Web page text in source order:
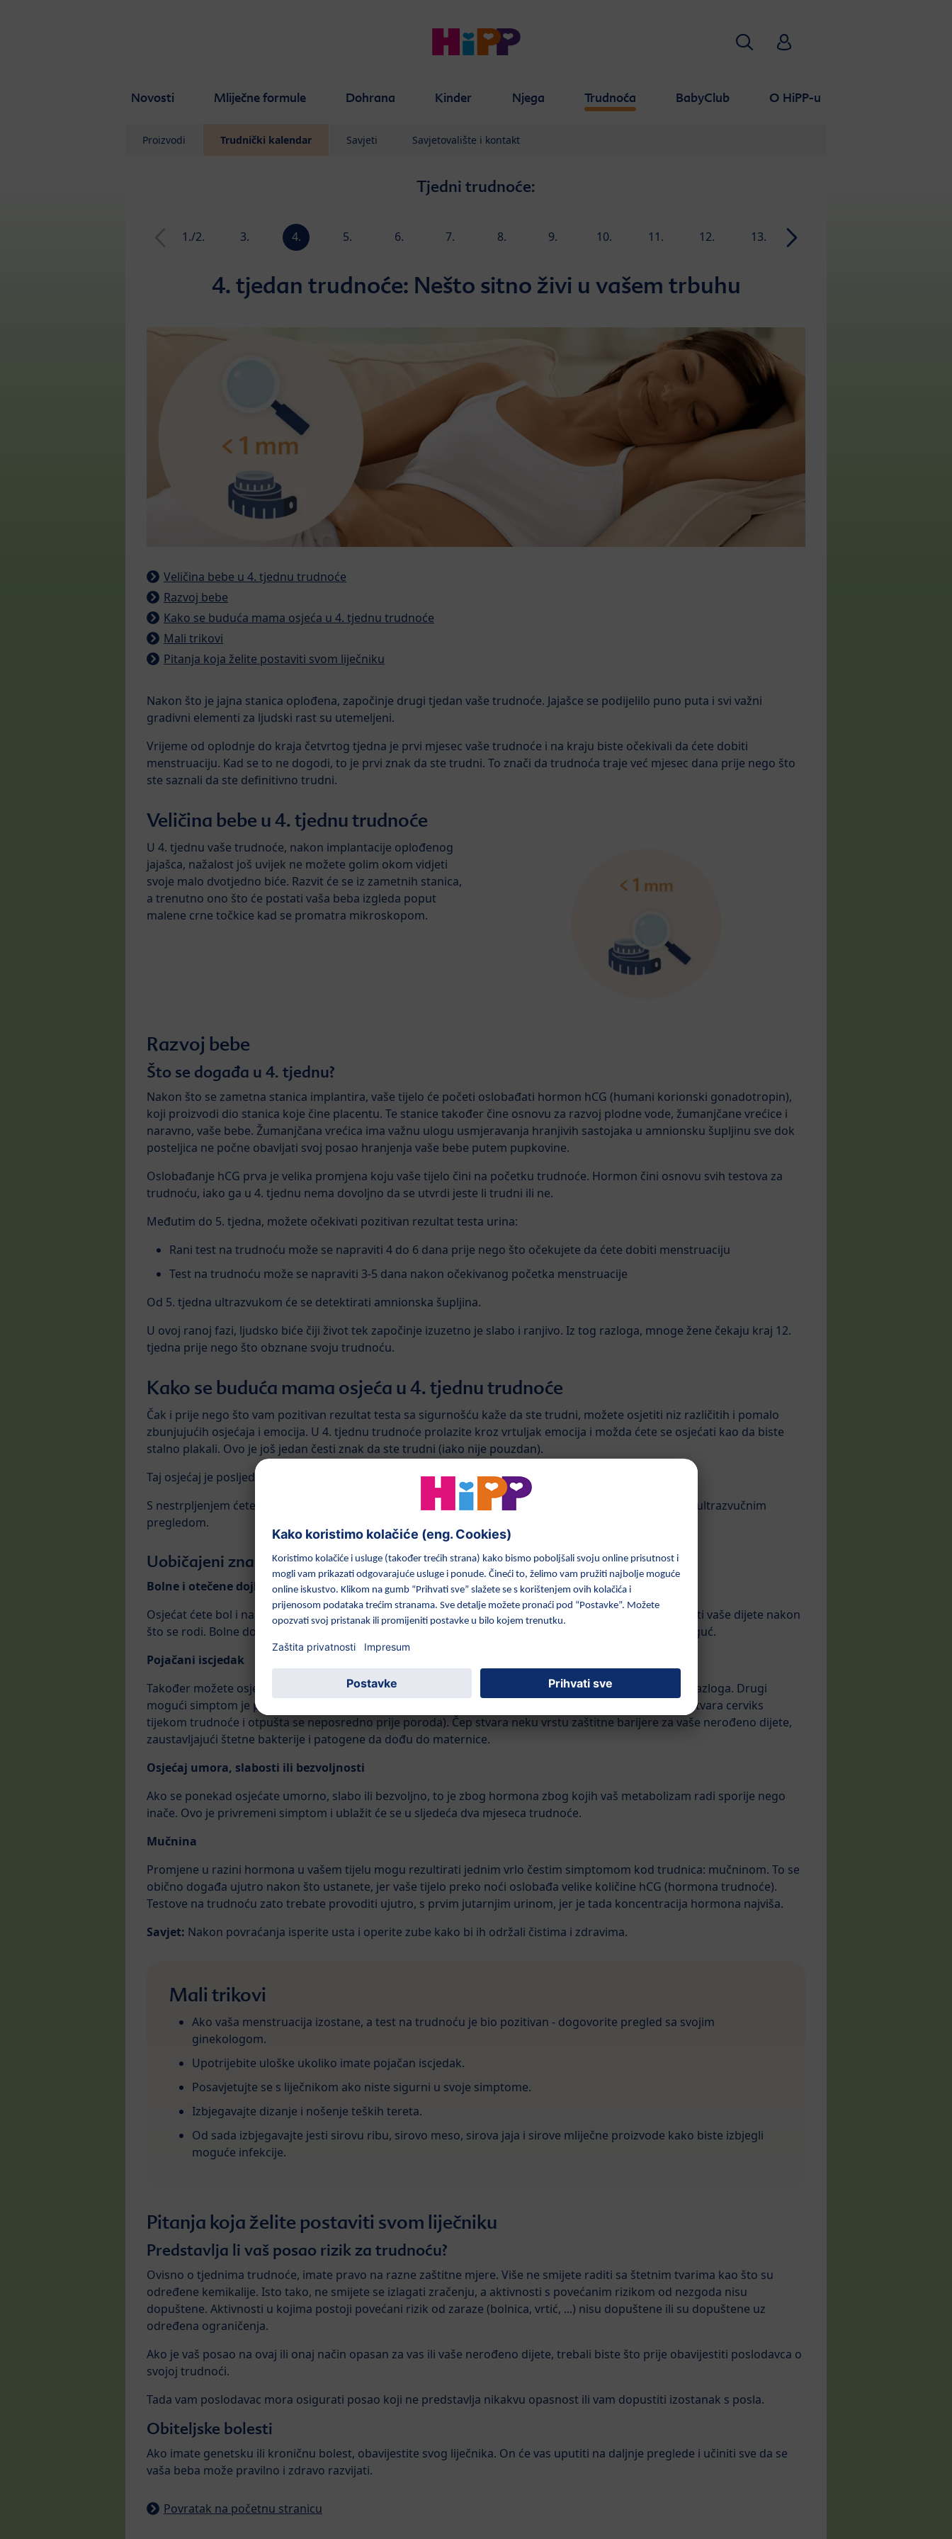
Novosti Mliječne formule Dohrana Kinder Njega Trudnoća BabyClub O HiPP-u
Pretraživanje
HiPP Babyclub
Proizvodi Trudnički kalendar Savjeti Savjetovalište i kontakt
Tjedni trudnoće:
1./2.
3.
4.
5.
6.
7.
8.
9.
10.
11.
12.
13.
4. tjedan trudnoće: Nešto sitno živi u vašem trbuhu
Veličina bebe u 4. tjednu trudnoće
Razvoj bebe
Kako se buduća mama osjeća u 4. tjednu trudnoće
Mali trikovi
Pitanja koja želite postaviti svom liječniku
Nakon što je jajna stanica oplođena, započinje drugi tjedan vaše trudnoće. Jajašce se podijelilo puno puta i svi važni
gradivni elementi za ljudski rast su utemeljeni.
Vrijeme od oplodnje do kraja četvrtog tjedna je prvi mjesec vaše trudnoće i na kraju biste očekivali da ćete dobiti
menstruaciju. Kad se to ne dogodi, to je prvi znak da ste trudni. To znači da trudnoća traje već mjesec dana prije nego što
ste saznali da ste definitivno trudni.
Veličina bebe u 4. tjednu trudnoće
U 4. tjednu vaše trudnoće, nakon implantacije oplođenog
jajašca, nažalost još uvijek ne možete golim okom vidjeti
svoje malo dvotjedno biće. Razvit će se iz zametnih stanica,
a trenutno ono što će postati vaša beba izgleda poput
malene crne točkice kad se promatra mikroskopom.
Razvoj bebe
Što se događa u 4. tjednu?
Nakon što se zametna stanica implantira, vaše tijelo će početi oslobađati hormon hCG (humani korionski gonadotropin),
koji proizvodi dio stanica koje čine placentu. Te stanice također čine osnovu za razvoj plodne vode, žumanjčane vrećice i
naravno, vaše bebe. Žumanjčana vrećica ima važnu ulogu usmjeravanja hranjivih sastojaka u amnionsku šupljinu sve dok
posteljica ne počne obavljati svoj posao hranjenja vaše bebe putem pupkovine.
Oslobađanje hCG prva je velika promjena koju vaše tijelo čini na početku trudnoće. Hormon čini osnovu svih testova za
trudnoću, iako ga u 4. tjednu nema dovoljno da se utvrdi jeste li trudni ili ne.
Međutim do 5. tjedna, možete očekivati pozitivan rezultat testa urina:
Rani test na trudnoću može se napraviti 4 do 6 dana prije nego što očekujete da ćete dobiti menstruaciju
Test na trudnoću može se napraviti 3-5 dana nakon očekivanog početka menstruacije
Od 5. tjedna ultrazvukom će se detektirati amnionska šupljina.
U ovoj ranoj fazi, ljudsko biće čiji život tek započinje izuzetno je slabo i ranjivo. Iz tog razloga, mnoge žene čekaju kraj 12.
tjedna prije nego što obznane svoju trudnoću.
Kako se buduća mama osjeća u 4. tjednu trudnoće
Čak i prije nego što vam pozitivan rezultat testa sa sigurnošću kaže da ste trudni, možete osjetiti niz različitih i pomalo
zbunjujućih osjećaja i emocija. U 4. tjednu trudnoće prolazite kroz vrtuljak emocija i možda ćete se osjećati kao da biste
stalno plakali. Ovo je još jedan česti znak da ste trudni (iako nije pouzdan).
Taj osjećaj je posljedica hormona koje vaše tijelo proizvodi za zaštitu vaše trudnoće.
S nestrpljenjem ćete čekati trenutak da saznate jeste li trudni, bilo izostankom menstruacije, testom ili ultrazvučnim
pregledom.
Uobičajeni znakovi i simptomi
Bolne i otečene dojke
Osjećat ćete bol i napetost u grudima. Dojke rastu jer vaše mliječne žlijezde bubre, tako da mogu hraniti vaše dijete nakon
što se rodi. Bolne dojke su jedan od znakova koji sugeriraju da ste trudni ako pouzdan test još nije moguć.
Pojačani iscjedak
Također možete osjetiti lagano zatezanje u trbuhu ili bol u raznim dijelovima leđa naizgled bez očitog razloga. Drugi
mogući simptom je pojačan i gušći iscjedak, koji se događa kao rezultat stvaranja sluznog čepa (koji zatvara cerviks
tijekom trudnoće i otpušta se neposredno prije poroda). Čep stvara neku vrstu zaštitne barijere za vaše nerođeno dijete,
zaustavljajući štetne bakterije i patogene da dođu do maternice.
Osjećaj umora, slabosti ili bezvoljnosti
Ako se ponekad osjećate umorno, slabo ili bezvoljno, to je zbog hormona zbog kojih vaš metabolizam radi sporije nego
inače. Ovo je privremeni simptom i ublažit će se u sljedeća dva mjeseca trudnoće.
Mučnina
Promjene u razini hormona u vašem tijelu mogu rezultirati jednim vrlo čestim simptomom kod trudnica: mučninom. To se
obično događa ujutro nakon što ustanete, jer vaše tijelo preko noći oslobađa velike količine hCG (hormona trudnoće).
Testove na trudnoću zato trebate provoditi ujutro, s prvim jutarnjim urinom, jer je tada koncentracija hormona najviša.
Savjet: Nakon povraćanja isperite usta i operite zube kako bi ih održali čistima i zdravima.
Mali trikovi
Ako vaša menstruacija izostane, a test na trudnoću je bio pozitivan - dogovorite pregled sa svojim
ginekologom.
Upotrijebite uloške ukoliko imate pojačan iscjedak.
Posavjetujte se s liječnikom ako niste sigurni u svoje simptome.
Izbjegavajte dizanje i nošenje teških tereta.
Od sada izbjegavajte jesti sirovu ribu, sirovo meso, sirova jaja i sirove mliječne proizvode kako biste izbjegli
moguće infekcije.
Pitanja koja želite postaviti svom liječniku
Predstavlja li vaš posao rizik za trudnoću?
Ovisno o tjednima trudnoće, imate pravo na razne zaštitne mjere. Više ne smijete raditi sa štetnim tvarima kao što su
određene kemikalije. Isto tako, ne smijete se izlagati zračenju, a aktivnosti s povećanim rizikom od nezgoda nisu
dopuštene. Aktivnosti u kojima postoji povećani rizik od zaraze (bolnica, vrtić, ...) nisu dopuštene ili su dopuštene uz
određena ograničenja.
Ako je vaš posao na ovaj ili onaj način opasan za vas ili vaše nerođeno dijete, trebali biste što prije obavijestiti poslodavca o
svojoj trudnoći.
Tada vam poslodavac mora osigurati posao koji ne predstavlja nikakvu opasnost ili vam dopustiti izostanak s posla.
Obiteljske bolesti
Ako imate genetsku ili kroničnu bolest, obavijestite svog liječnika. On će vas uputiti na daljnje preglede i učiniti sve da se
vaša beba može pravilno i zdravo razvijati.
Povratak na početnu stranicu